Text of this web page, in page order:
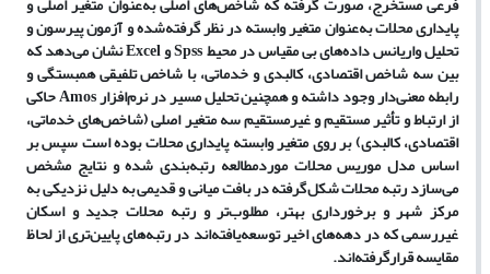
پایداری محلات به‌عنوان متغیر وابسته در نظر گرفته‌شده و آزمون پیرسون و
تحلیل واریانس داده‌های بی مقیاس در محیطSpssوExcelنشان می‌دهد که
بین سه شاخص اقتصادی، کالبدی و خدماتی، با شاخص تلفیقی همبستگی و
رابطه معنی‌دار وجود داشته و همچنین تحلیل مسیر در نرم‌افزارAmosحاکی
از ارتباط و تأثیر مستقیم و غیرمستقیم سه متغیر اصلی (شاخص‌های خدماتی،
اقتصادی، کالبدی) بر روی متغیر وابسته پایداری محلات بوده است سپس بر
اساس مدل موریس محلات موردمطالعه رتبه‌بندی شده و نتایج مشخص
می‌سازد رتبه محلات شکل‌گرفته در بافت میانی و قدیمی به دلیل نزدیکی به
مرکز شهر و برخورداری بهتر، مطلوب‌تر و رتبه محلات جدید و اسکان
غیررسمی که در دهه‌های اخیر توسعه‌یافته‌اند در رتبه‌های پایین‌تری از لحاظ
مقایسه قرارگرفته‌اند.